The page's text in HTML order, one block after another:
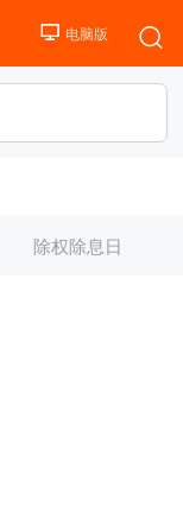
除权除息日